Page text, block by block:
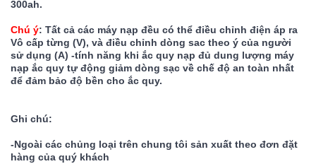
300ah.
Chú ý: Tất cả các máy nạp đều có thể điều chỉnh điện áp ra
Vô cấp từng (V), và điều chỉnh dòng sac theo ý của người
sử dụng (A) -tính năng khi ắc quy nạp đủ dung lượng máy
nạp ắc quy tự động giảm dòng sạc về chế độ an toàn nhất
để đảm bảo độ bền cho ắc quy.
Ghi chú:
-Ngoài các chủng loại trên chung tôi sản xuất theo đơn đặt
hàng của quý khách